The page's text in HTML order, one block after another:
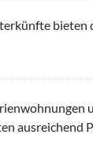
bieten
ausreichend